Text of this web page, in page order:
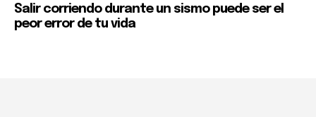
Salir corriendo durante un sismo puede ser el
peor error de tu vida